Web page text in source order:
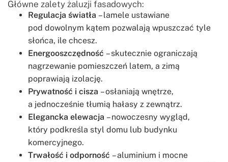
Główne zalety żaluzji fasadowych:
Regulacja światła – lamele ustawiane
pod dowolnym kątem pozwalają wpuszczać tyle
słońca, ile chcesz.
Energooszczędność – skutecznie ograniczają
nagrzewanie pomieszczeń latem, a zimą
poprawiają izolację.
Prywatność i cisza – osłaniają wnętrze,
a jednocześnie tłumią hałasy z zewnątrz.
Elegancka elewacja – nowoczesny wygląd,
który podkreśla styl domu lub budynku
komercyjnego.
Trwałość i odporność – aluminium i mocne